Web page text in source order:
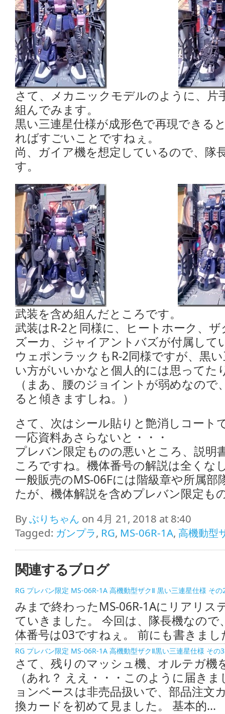
さて、メカニックモデルのように、片
組んでみます。
黒い三連星仕様が成形色で再現できる
ればすごいことですねぇ。
尚、ガイア機を想定しているので、隊
す。
武装を含め組んだところです。
武装はR-2と同様に、ヒートホーク、
ズーカ、ジャイアントバズが付属して
ウェポンラックもR-2同様ですが、黒
い方がいいかなと個人的には思ってた
（まあ、腰のジョイントが弱めなの
ると傾きますしね。）
さて、次はシール貼りと艶消しコート
一応資料あさらないと・・・
プレバン限定ものの悪いところ、説明
ころですね。機体番号の解説は全くな
一般販売のMS-06Fには階級章や所属
たが、機体解説を含めプレバン限定も
Byぶりちゃん on 4月 21, 2018 at 8:40
Tagged: ガンプラ, RG, MS-06R-1A, 高機動型
関連するブログ
RG プレバン限定 MS-06R-1A 高機動型ザクⅡ 黒い三連星仕様 そ
みまで終わったMS-06R-1Aにリアリス
ていきました。 今回は、隊長機なので
体番号は03ですねぇ。 前にも書きま
RG プレバン限定 MS-06R-1A 高機動型ザクⅡ黒い三連星仕様 そ
さて、残りのマッシュ機、オルテガ機
（あれ？ ええ・・・このように届き
ョンベースは非売品扱いで、部品注文
換カードを初めて見ました。 基本的...